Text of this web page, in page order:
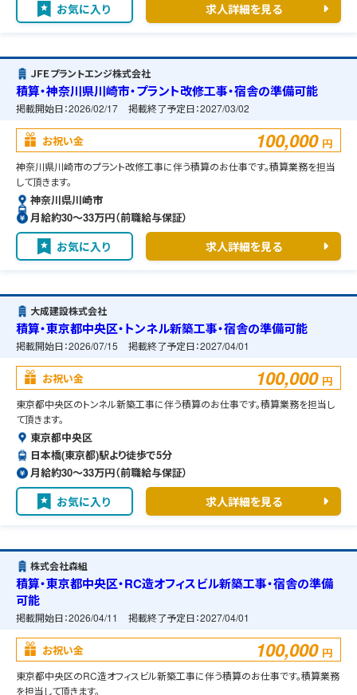
お気に入り 求人詳細を見る
ＪＦＥプラントエンジ株式会社
積算・神奈川県川崎市・プラント改修工事・宿舎の準備可能
掲載開始日：2026/02/17 掲載終了予定日：2027/03/02
お祝い金 100,000 円
神奈川県川崎市のプラント改修工事に伴う積算のお仕事です。積算業務を担当
して頂きます。
神奈川県川崎市
月給約30〜33万円（前職給与保証）
お気に入り 求人詳細を見る
大成建設株式会社
積算・東京都中央区・トンネル新築工事・宿舎の準備可能
掲載開始日：2026/07/15 掲載終了予定日：2027/04/01
お祝い金 100,000 円
東京都中央区のトンネル新築工事に伴う積算のお仕事です。積算業務を担当し
て頂きます。
東京都中央区
日本橋(東京都)駅より徒歩で5分
月給約30〜33万円（前職給与保証）
お気に入り 求人詳細を見る
株式会社森組
積算・東京都中央区・RC造オフィスビル新築工事・宿舎の準備
可能
掲載開始日：2026/04/11 掲載終了予定日：2027/04/01
お祝い金 100,000 円
東京都中央区のRC造オフィスビル新築工事に伴う積算のお仕事です。積算業務
を担当して頂きます。